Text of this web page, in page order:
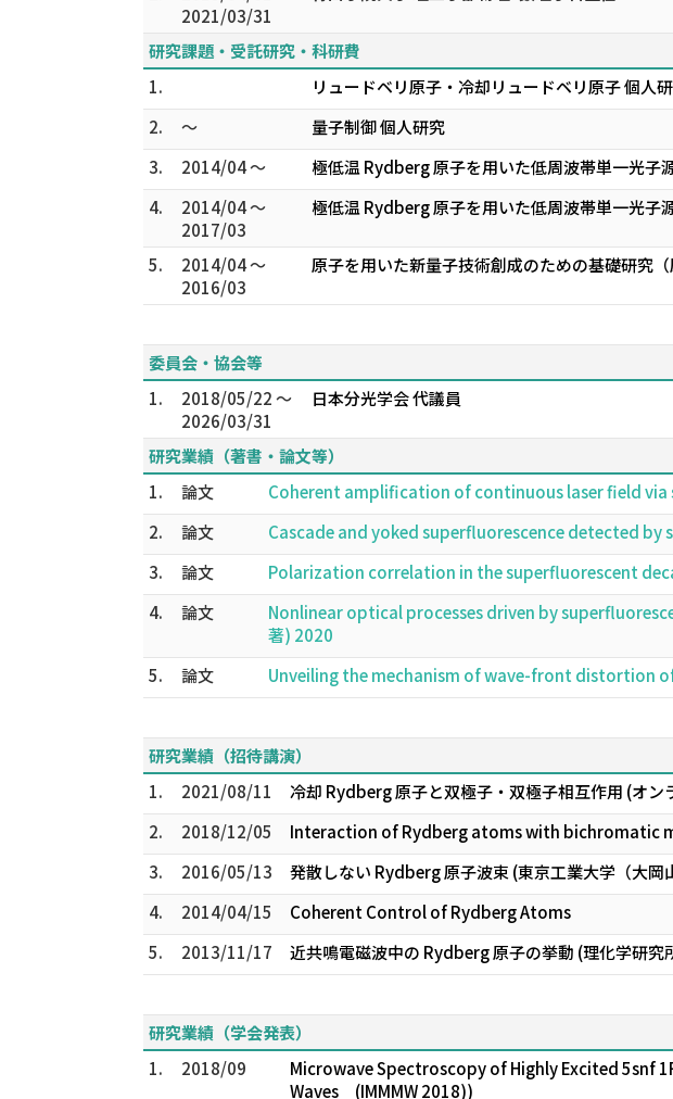
2021/03/31
研究課題・受託研究・科研費
1.
リュードベリ原子・冷却リュードベリ原子 個人
2.
～
量子制御 個人研究
3.
2014/04 ～
極低温 Rydberg 原子を用いた低周波帯単一光子
4.
2014/04 ～
2017/03
極低温 Rydberg 原子を用いた低周波帯単一光子
5.
2014/04 ～
2016/03
原子を用いた新量子技術創成のための基礎研究
委員会・協会等
1.
2018/05/22 ～
2026/03/31
日本分光学会 代議員
研究業績（著書・論文等）
1.
論文
Coherent amplification of continuous laser field via
2.
論文
Cascade and yoked superfluorescence detected
3.
論文
Polarization correlation in the superfluorescent
4.
論文
Nonlinear optical processes driven by
著) 2020
5.
論文
Unveiling the mechanism of wave-front distortion
研究業績（招待講演）
1.
2021/08/11
冷却 Rydberg 原子と双極子・双極子相互作用 (オン
2.
2018/12/05
Interaction of Rydberg atoms with bichromatic
3.
2016/05/13
発散しない Rydberg 原子波束 (東京工業大学（大岡
4.
2014/04/15
Coherent Control of Rydberg Atoms
5.
2013/11/17
近共鳴電磁波中の Rydberg 原子の挙動 (理化学研究
研究業績（学会発表）
1.
2018/09
Microwave Spectroscopy of Highly Excited 5snf
Waves (IMMMW 2018))